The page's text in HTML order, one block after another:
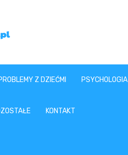
Z DZIEĆMI PSYCHOLOGIA
KONTAKT